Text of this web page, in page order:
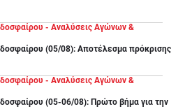
- Αναλύσεις Αγώνων &
(05/08): Αποτέλεσμα πρόκρισης
- Αναλύσεις Αγώνων &
(05-06/08): Πρώτο βήμα για την